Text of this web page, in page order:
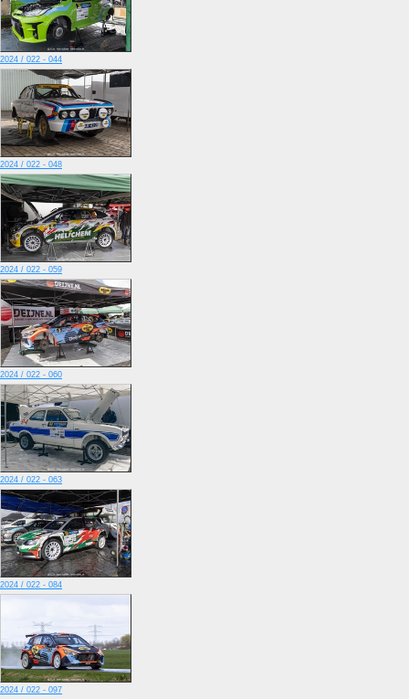
2024 / 022 - 044
2024 / 022 - 048
2024 / 022 - 059
2024 / 022 - 060
2024 / 022 - 063
2024 / 022 - 084
2024 / 022 - 097